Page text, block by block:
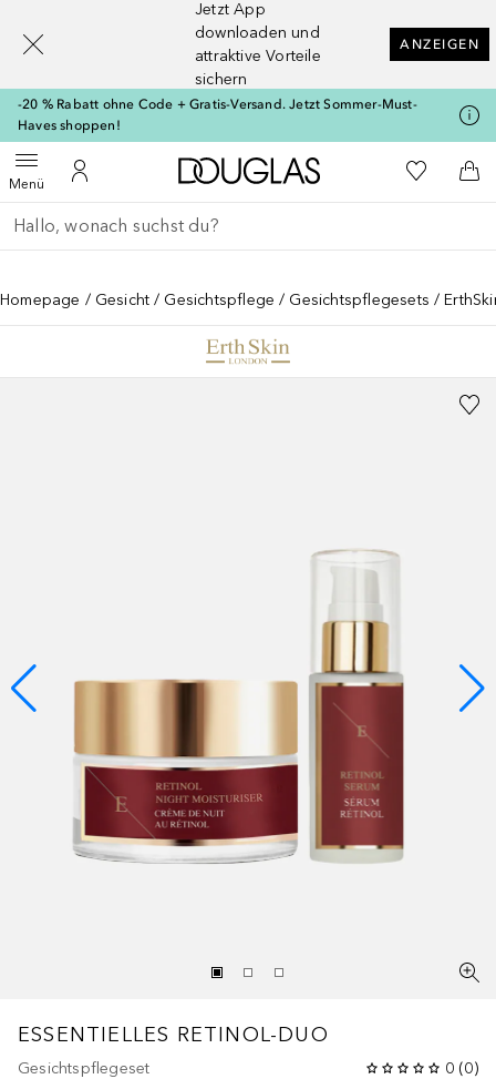
Jetzt App
downloaden und
attraktive Vorteile
sichern
ANZEIGEN
-20 % Rabatt ohne Code + Gratis-Versand. Jetzt Sommer-Must-
Haves shoppen!
MenüMenü öffnenZu Meinem Kundenkonto
Zur Douglas Startseite
Zu Meiner
Gehe zurück
Suche ausführen
Homepage Gesicht Gesichtspflege Gesichtspflegesets
ESSENTIELLES RETINOL-DUO
Gesichtspflegeset 0 (0)
[navigation.slideout.screenreader]